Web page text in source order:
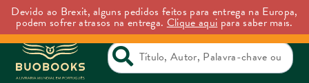
Devido ao Brexit, alguns pedidos feitos para entrega na Europa,
podem sofrer atrasos na entrega.Clique aquipara saber mais.
Search
for:
Backorder Notice: Backordered items may take longer than expected to ship.
Dismiss